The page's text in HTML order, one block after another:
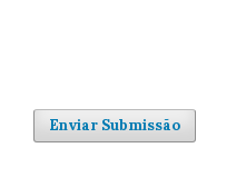
Enviar Submissão